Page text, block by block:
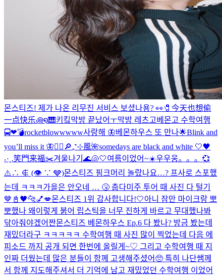
몬스티즈! 제가 나온 리무진 서비스 보셨나용? 👀🧷今天也想偷
一点快乐꩜໑🎹키킼막방 끝났어ㅜ막방 레츠고베몬고 수학여행
🚍❤︎💣rocketblowwwww사랑해 🦋베몬하우스 또 만나🌟Blink and
you’ll miss it 🦋❤️‍🔥 🔎₊⁺⊹風🌺somedays are black and white 🤍🖤
˖·˳.笑門来福✂️겨울나기 🌊🐚🤍여름이었어~☀️우우웅。。。💞
⚠️∴ ∉ (👁 ∵ 🩶)몬스티즈 핑크머리 놀랐나요…? 프사로 스포했
는데 ㅋㅋㅋ 가을은 안오네 … 🤧 춥다미주 투어 때 사진 다 털기
🤎 📓🖤🐆💅💋몬스티즈 1위 감사합니다!🤍아니 잠만 마이크랑 뽀
뽀했나 왜이렇게 붉어 립스틱을 너무 진하게 바르고 무대했나봐
닦아줘야겠어짠몬스티즈 베몬하우스 Ep.6 다 봤나? 방금 봤는데
재밌더라구 ㅋㅋㅋㅋㅋ 수학여행 때 사진 많이 찍었는데 다음 에
피소드 까지 공개 되면 한번에 올릴게~♡ 그리고 수학여행 때 지
인짜 더웠는데 많은 분들이 함께 고생해주셨어🥺 특히 나단쌤께
서 함께 지도해주셔서 더 기억에 남고 재밌었던 수학여행 이었어